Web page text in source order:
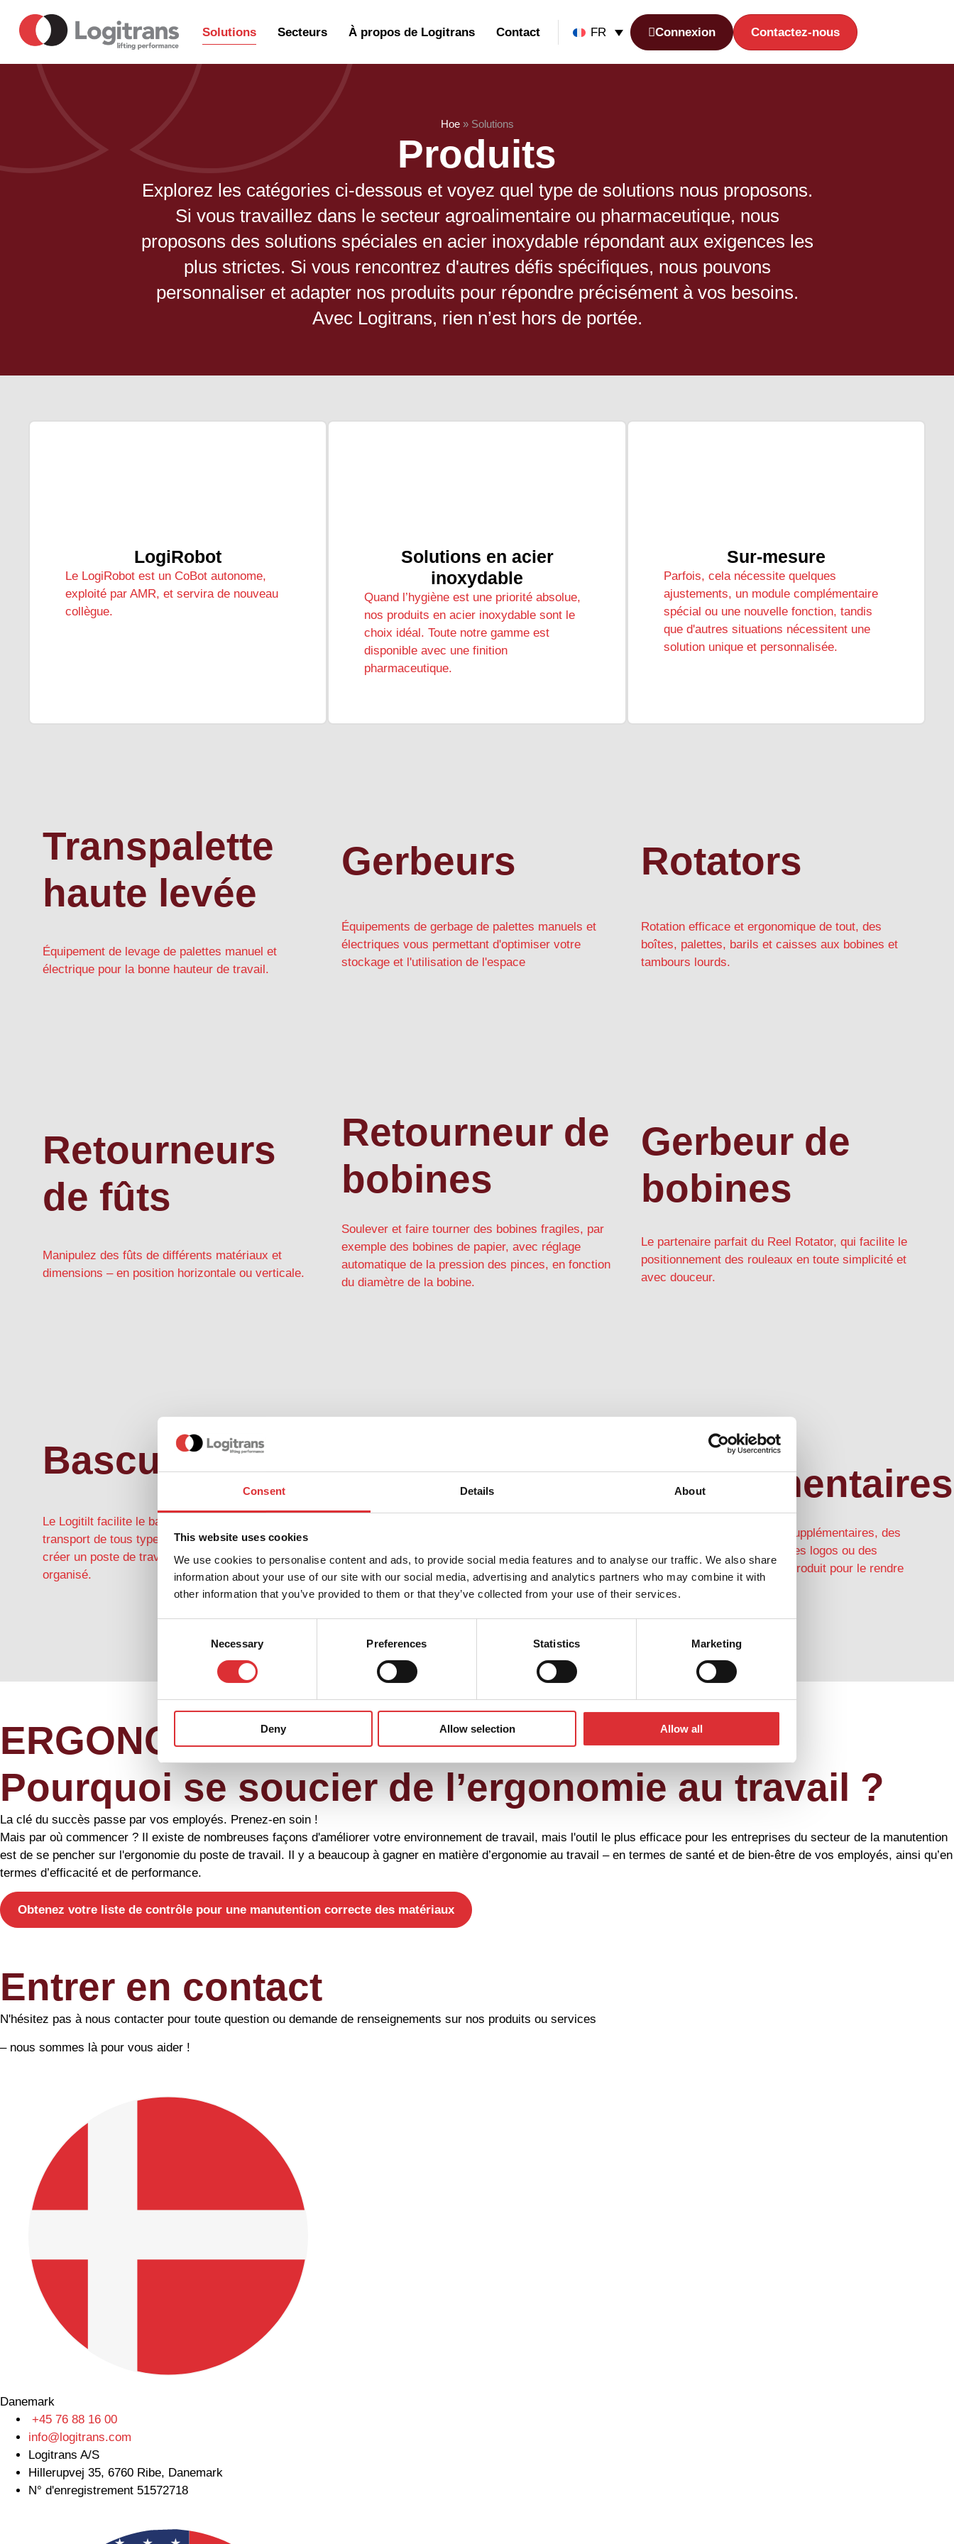
Consent Details About
This website uses cookies
We use cookies to personalise content and ads, to provide social media features and to analyse our traffic. We also share
information about your use of our site with our social media, advertising and analytics partners who may combine it with
other information that you’ve provided to them or that they’ve collected from your use of their services.
Necessary Preferences Statistics Marketing
Deny Allow selection Allow all
Solutions Secteurs À propos de Logitrans Contact FR Connexion Contactez-nous
Hoe» Solutions
Produits
Explorez les catégories ci-dessous et voyez quel type de solutions nous proposons.
Si vous travaillez dans le secteur agroalimentaire ou pharmaceutique, nous
proposons des solutions spéciales en acier inoxydable répondant aux exigences les
plus strictes. Si vous rencontrez d'autres défis spécifiques, nous pouvons
personnaliser et adapter nos produits pour répondre précisément à vos besoins.
Avec Logitrans, rien n’est hors de portée.
LogiRobot
Le LogiRobot est un CoBot autonome,
exploité par AMR, et servira de nouveau
collègue.
Solutions en acier
inoxydable
Quand l’hygiène est une priorité absolue,
nos produits en acier inoxydable sont le
choix idéal. Toute notre gamme est
disponible avec une finition
pharmaceutique.
Sur-mesure
Parfois, cela nécessite quelques
ajustements, un module complémentaire
spécial ou une nouvelle fonction, tandis
que d'autres situations nécessitent une
solution unique et personnalisée.
Transpalette
haute levée
Équipement de levage de palettes manuel et
électrique pour la bonne hauteur de travail.
Gerbeurs
Équipements de gerbage de palettes manuels et
électriques vous permettant d'optimiser votre
stockage et l'utilisation de l'espace
Rotators
Rotation efficace et ergonomique de tout, des
boîtes, palettes, barils et caisses aux bobines et
tambours lourds.
Retourneurs
de fûts
Manipulez des fûts de différents matériaux et
dimensions – en position horizontale ou verticale.
Retourneur de
bobines
Soulever et faire tourner des bobines fragiles, par
exemple des bobines de papier, avec réglage
automatique de la pression des pinces, en fonction
du diamètre de la bobine.
Gerbeur de
bobines
Le partenaire parfait du Reel Rotator, qui facilite le
positionnement des rouleaux en toute simplicité et
avec douceur.
Basculeurs
Le Logitilt facilite le basculement, le levage et le
transport de tous types de palettes – idéal pour
créer un poste de travail ergonomique et bien
organisé.
palettes
Soulevez et transportez vos objets de manière
simple, efficace et ergonomique.
Options
supplémentaires
Ajoutez des fonctionnalités supplémentaires, des
modules complémentaires, des logos ou des
couleurs de marque à votre produit pour le rendre
ERGONOMIE
Pourquoi se soucier de l’ergonomie au travail ?
La clé du succès passe par vos employés. Prenez-en soin !
Mais par où commencer ? Il existe de nombreuses façons d'améliorer votre environnement de travail, mais l'outil le plus efficace pour les entreprises du secteur de la manutention
est de se pencher sur l'ergonomie du poste de travail. Il y a beaucoup à gagner en matière d’ergonomie au travail – en termes de santé et de bien-être de vos employés, ainsi qu’en
termes d’efficacité et de performance.
Obtenez votre liste de contrôle pour une manutention correcte des matériaux
Entrer en contact
N'hésitez pas à nous contacter pour toute question ou demande de renseignements sur nos produits ou services
– nous sommes là pour vous aider !
Danemark
+45 76 88 16 00
info@logitrans.com
Logitrans A/S
Hillerupvej 35, 6760 Ribe, Danemark
N° d'enregistrement 51572718